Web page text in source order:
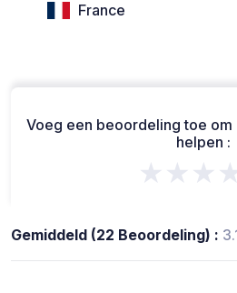
France
Voeg een beoordeling toe
helpen :
Gemiddeld (22 Beoordeling) :